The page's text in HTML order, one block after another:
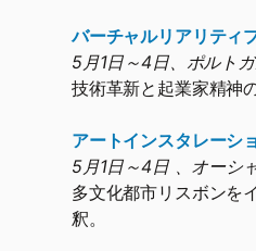
バーチャルリアリティ
5月1日～4日、ポルト
技術革新と起業家精神
アートインスタレーシ
5月1日～4日 、オーシ
多文化都市リスボンを
釈。